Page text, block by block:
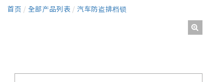
首页 / 全部产品列表 / 汽车防盗排档锁